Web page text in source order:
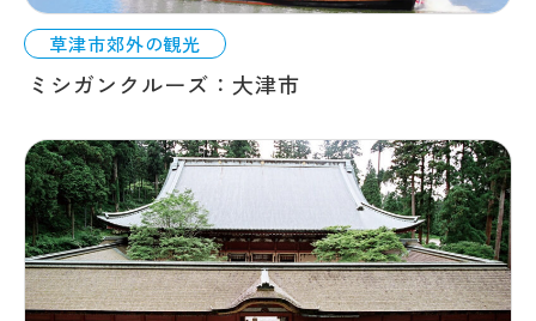
草津市郊外の観光
ミシガンクルーズ：大津市